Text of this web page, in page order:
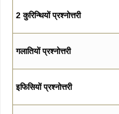
2 कुरिन्थियों प्रश्नोत्तरी
गलातियों प्रश्नोत्तरी
इफिसियों प्रश्नोत्तरी